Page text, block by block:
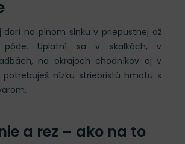
darí na plnom slnku v priepustnej až
pôde. Uplatní sa v skalkách, v
na okrajoch chodníkov aj v
potrebuješ nízku striebristú hmotu s
a rez – ako na to